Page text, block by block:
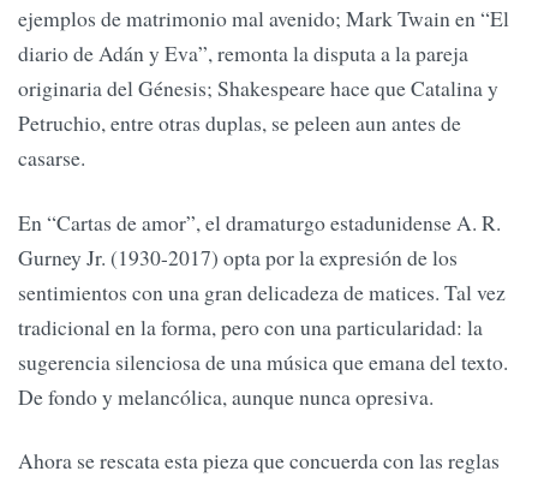
ejemplos de matrimonio mal avenido; Mark Twain en “El
diario de Adán y Eva”, remonta la disputa a la pareja
originaria del Génesis; Shakespeare hace que Catalina y
Petruchio, entre otras duplas, se peleen aun antes de
casarse.
En “Cartas de amor”, el dramaturgo estadunidense A. R.
Gurney Jr. (1930-2017) opta por la expresión de los
sentimientos con una gran delicadeza de matices. Tal vez
tradicional en la forma, pero con una particularidad: la
sugerencia silenciosa de una música que emana del texto.
De fondo y melancólica, aunque nunca opresiva.
Ahora se rescata esta pieza que concuerda con las reglas